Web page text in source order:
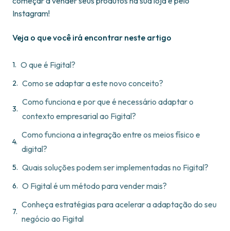
Instagram!
Veja o que você irá encontrar neste artigo
O que é Figital?
Como se adaptar a este novo conceito?
Como funciona e por que é necessário adaptar o
contexto empresarial ao Figital?
Como funciona a integração entre os meios físico e
digital?
Quais soluções podem ser implementadas no Figital?
O Figital é um método para vender mais?
Conheça estratégias para acelerar a adaptação do seu
negócio ao Figital